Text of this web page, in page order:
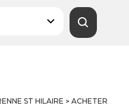
ST HILAIRE > ACHETER